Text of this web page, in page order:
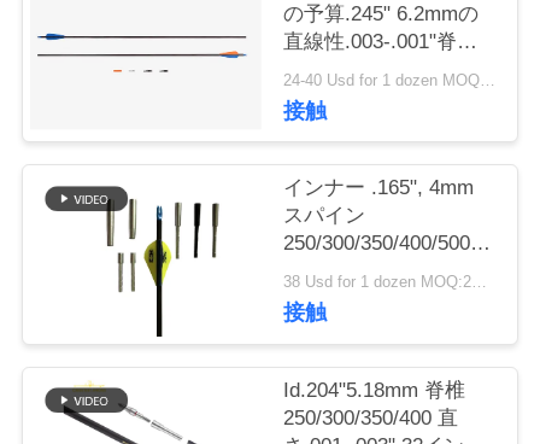
に
な
の予算.245" 6.2mmの
直線性.003-.001"脊柱
250/300/340/400/500の
捜す矢のベーン/羽
24-40 Usd for 1 dozen MOQ:2ダース
接触
インナー .165", 4mm
スパイン
250/300/350/400/500/600/
.003"-.001" 軽量 小型
径 ハンティングターゲ
ット ウィンフライ ア
38 Usd for 1 dozen MOQ:2ダース
接触
Id.204"5.18mm 脊椎
250/300/350/400 直